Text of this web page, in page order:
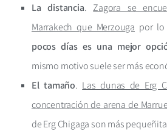
La distancia.Zagora se
Marrakech que Merzouga por
pocos días es una mejor
mismo motivo suele ser más
El tamaño. Las dunas de Erg
concentración de arena de
de Erg Chigaga son más